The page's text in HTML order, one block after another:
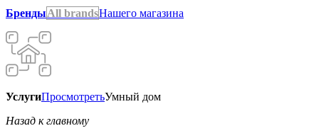
БрендыAll brandsНашего магазина
УслугиПросмотретьУмный дом
Назад к главному